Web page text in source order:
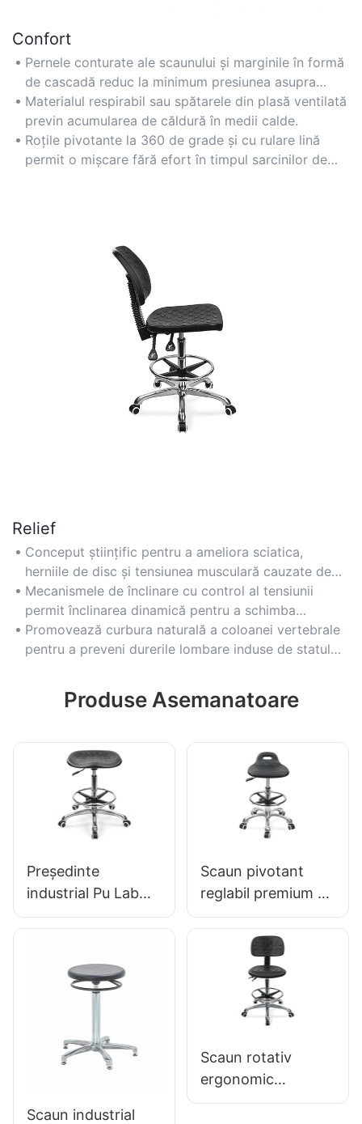
Confort
Pernele conturate ale scaunului și marginile în formă
de cascadă reduc la minimum presiunea asupra
coapselor, pentru confort pe tot parcursul zilei.
Materialul respirabil sau spătarele din plasă ventilată
previn acumularea de căldură în medii calde.
Roțile pivotante la 360 de grade și cu rulare lină
permit o mișcare fără efort în timpul sarcinilor de
Relief
Conceput științific pentru a ameliora sciatica,
herniile de disc și tensiunea musculară cauzate de
stilul de viață sedentar.
Mecanismele de înclinare cu control al tensiunii
permit înclinarea dinamică pentru a schimba
punctele de presiune ale coloanei vertebrale.
Promovează curbura naturală a coloanei vertebrale
pentru a preveni durerile lombare induse de statul
Produse Asemanatoare
Președinte
industrial Pu Lab
pentru instituții de
CONSTRUIT BUMĂ
Scaun pivotant
reglabil premium cu
mâner, Scaun cu
spumă intergal &
PU PU STOOL
DESCHIP DE PUT
ALIMENTARE AU-A
ADRESABILĂ
POOTELOR &
CROM 5 STAR011
Scaun industrial
Scaun rotativ
ergonomic
premium Ic027 cu